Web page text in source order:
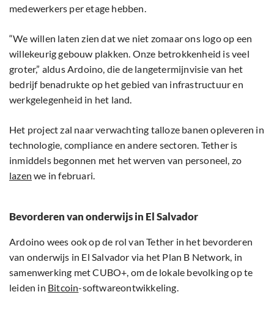
medewerkers per etage hebben.
“We willen laten zien dat we niet zomaar ons logo op een
willekeurig gebouw plakken. Onze betrokkenheid is veel
groter,” aldus Ardoino, die de langetermijnvisie van het
bedrijf benadrukte op het gebied van infrastructuur en
werkgelegenheid in het land.
Het project zal naar verwachting talloze banen opleveren in
technologie, compliance en andere sectoren. Tether is
inmiddels begonnen met het werven van personeel, zo
lazen we in februari.
Bevorderen van onderwijs in El Salvador
Ardoino wees ook op de rol van Tether in het bevorderen
van onderwijs in El Salvador via het Plan B Network, in
samenwerking met CUBO+, om de lokale bevolking op te
leiden in Bitcoin-softwareontwikkeling.